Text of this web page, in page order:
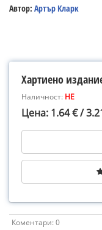
Автор: Артър Кларк
Хартиено
Наличност: НЕ
Цена: 1.64 € /
Коментари: 0